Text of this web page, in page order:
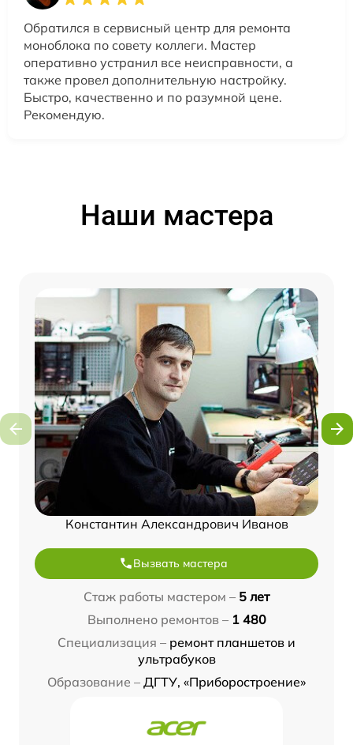
Обратился в сервисный центр для ремонта
моноблока по совету коллеги. Мастер
оперативно устранил все неисправности, а
также провел дополнительную настройку.
Быстро, качественно и по разумной цене.
Рекомендую.
Наши мастера
Константин Александрович Иванов
Вызвать мастера
Стаж работы мастером – 5 лет
Выполнено ремонтов – 1 480
Специализация – ремонт планшетов и
ультрабуков
Образование – ДГТУ, «Приборостроение»